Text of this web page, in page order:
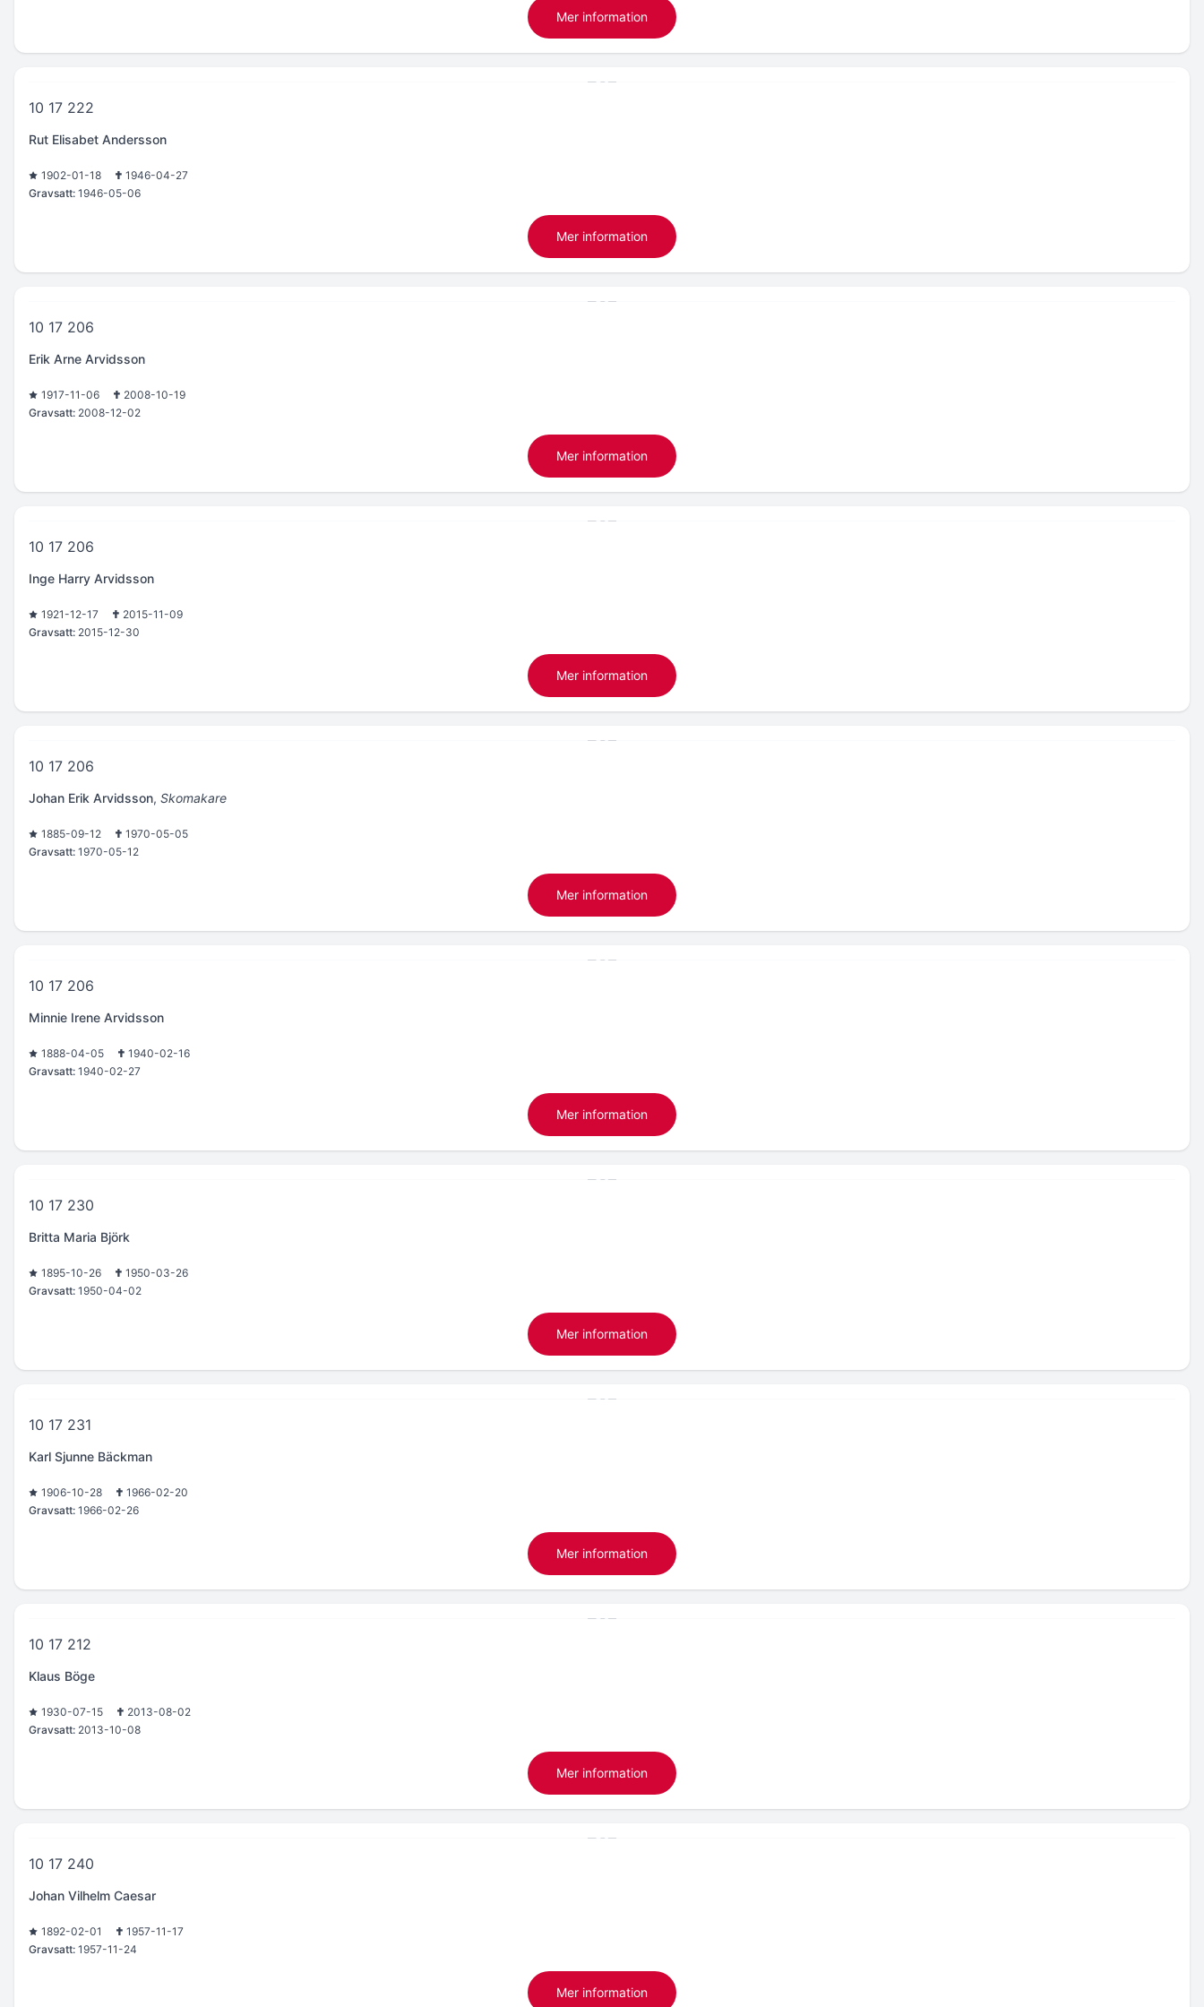
Mer information
10 17 222
Rut Elisabet Andersson
1902-01-18
1946-04-27
Gravsatt: 1946-05-06
Mer information
10 17 206
Erik Arne Arvidsson
1917-11-06
2008-10-19
Gravsatt: 2008-12-02
Mer information
10 17 206
Inge Harry Arvidsson
1921-12-17
2015-11-09
Gravsatt: 2015-12-30
Mer information
10 17 206
Johan Erik Arvidsson, Skomakare
1885-09-12
1970-05-05
Gravsatt: 1970-05-12
Mer information
10 17 206
Minnie Irene Arvidsson
1888-04-05
1940-02-16
Gravsatt: 1940-02-27
Mer information
10 17 230
Britta Maria Björk
1895-10-26
1950-03-26
Gravsatt: 1950-04-02
Mer information
10 17 231
Karl Sjunne Bäckman
1906-10-28
1966-02-20
Gravsatt: 1966-02-26
Mer information
10 17 212
Klaus Böge
1930-07-15
2013-08-02
Gravsatt: 2013-10-08
Mer information
10 17 240
Johan Vilhelm Caesar
1892-02-01
1957-11-17
Gravsatt: 1957-11-24
Mer information